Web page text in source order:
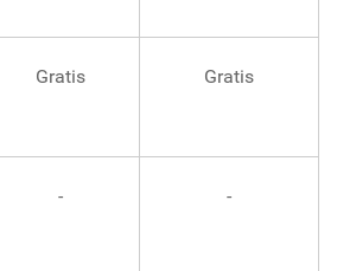
Gratis Gratis
- -